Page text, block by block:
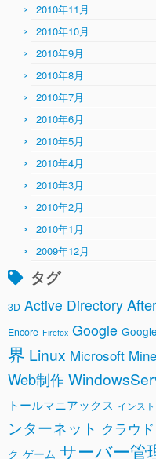
2010年11月
2010年10月
2010年9月
2010年8月
2010年7月
2010年6月
2010年5月
2010年4月
2010年3月
2010年2月
2010年1月
2009年12月
タグ
3D Active Directory
Encore Firefox Google
界 Linux Microsoft
Web制作
トールマニアックス インス
ンターネット クラウ
ク ゲーム サーバー管